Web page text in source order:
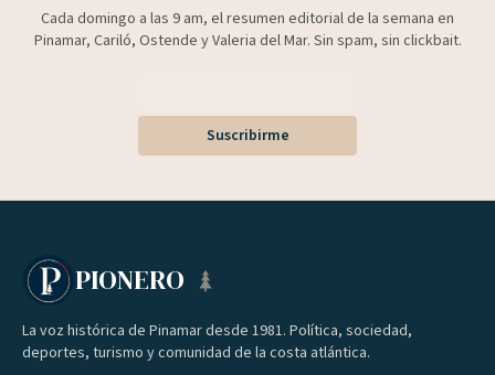
Cada domingo a las 9 am, el resumen editorial de la semana en
Pinamar, Cariló, Ostende y Valeria del Mar. Sin spam, sin clickbait.
Suscribirme
PIONERO
La voz histórica de Pinamar desde 1981. Política, sociedad,
deportes, turismo y comunidad de la costa atlántica.